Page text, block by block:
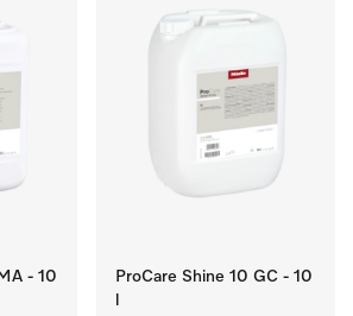
- 10
ProCare Shine 10 GC - 10